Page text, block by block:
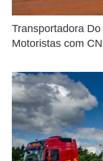
Transportadora
Motoristas com